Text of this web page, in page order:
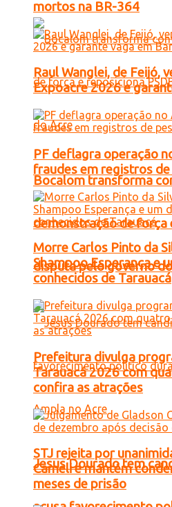
Bocalom transforma
demonstração de força
disputa pelo governo
Jesus Dourado tem
mortos na BR-364
Raul Wanglei, de Feijó,
Expoacre 2026 e
PF deflagra operação
fraudes em registros
Morre Carlos Pinto da
Shampoo Esperança e
conhecidos de Tarauacá
Prefeitura divulga
Tarauacá 2026 com
confira as atrações
STJ rejeita por
Cameli e mantém
meses de prisão